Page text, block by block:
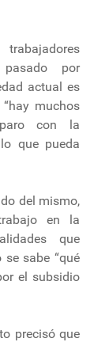
por
actual es
muchos
con la
que pueda
del mismo,
en la
que
sabe “qué
el subsidio
precisó que